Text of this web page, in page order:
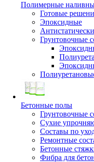
Полимерные
Готовые
Эпоксидные
Грунтовочные
Бетонные полы
Грунтовочные
Сухие
Составы по
Ремонтные
Бетонные
Фибра для